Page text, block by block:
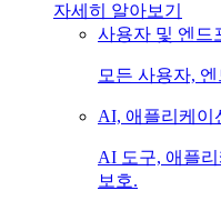
자세히 알아보기
사용자 및 엔드
모든 사용자,
AI, 애플리케이
AI 도구, 애플
보호.